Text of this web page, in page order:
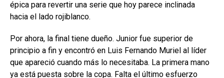
épica para revertir una serie que hoy parece inclinada
hacia el lado rojiblanco.
Por ahora, la final tiene dueño. Junior fue superior de
principio a fin y encontró en Luis Fernando Muriel al líder
que apareció cuando más lo necesitaba. La primera mano
ya está puesta sobre la copa. Falta el último esfuerzo